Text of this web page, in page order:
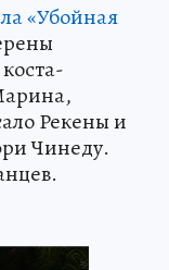
«Убойная
Рекены и
Чинеду.